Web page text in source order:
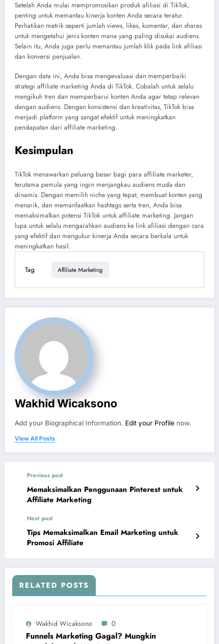
Setelah Anda mulai mempromosikan produk afiliasi di TikTok,
penting untuk memantau kinerja konten Anda secara teratur.
Perhatikan metrik seperti jumlah views, likes, komentar, dan shares
untuk mengetahui jenis konten mana yang paling disukai audiens.
Selain itu, Anda juga perlu memantau jumlah klik pada link afiliasi
dan konversi penjualan.
Dengan data ini, Anda bisa mengevaluasi dan memperbaiki
strategi affiliate marketing Anda di TikTok. Cobalah untuk selalu
mengikuti tren dan memperbarui konten Anda agar tetap relevan
dengan audiens. Dengan konsistensi dan kreativitas, TikTok bisa
menjadi platform yang sangat efektif untuk meningkatkan
pendapatan dari affiliate marketing.
Kesimpulan
TikTok menawarkan peluang besar bagi para affiliate marketer,
terutama pemula yang ingin menjangkau audiens muda dan
dinamis. Dengan memilih niche yang tepat, membuat konten yang
menarik, dan memanfaatkan hashtags serta tren, Anda bisa
memaksimalkan potensi TikTok untuk affiliate marketing. Jangan
lupa untuk selalu mengarahkan audiens ke link afiliasi dengan cara
yang efektif dan mengukur kinerja Anda secara berkala untuk
meningkatkan hasil.
Tag Affiliate Marketing
Wakhid Wicaksono
Add your Biographical Information. Edit your Profile now.
View All Posts
Previous post
Memaksimalkan Penggunaan Pinterest untuk
Affiliate Marketing
Next post
Tips Memaksimalkan Email Marketing untuk
Promosi Affiliate
RELATED POSTS
Wakhid Wicaksono 0
Funnels Marketing Gagal? Mungkin